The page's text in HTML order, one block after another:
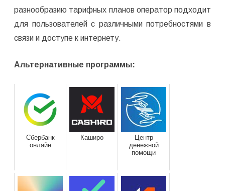
разнообразию тарифных планов оператор подходит
для пользователей с различными потребностями в
связи и доступе к интернету.
Альтернативные программы:
Сбербанк
онлайн
Каширо
Центр
денежной
помощи